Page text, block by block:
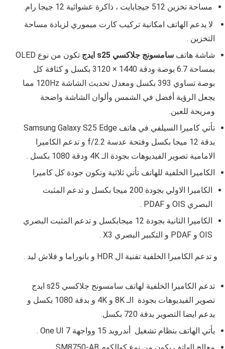
مساحة تخزين 512 جيجابايت ، ذاكرة عشوائية 12 جيجا رام.
لا يدعم الهاتف امكانية تركيب كارت ميموري لزيادة مساحة
التخزين .
شاشة هاتف سامسونج جلاكسي s25 ايدج تكون من نوع OLED
بمساحة 6.7 بوصة ودقة 1440 × 3120
بكسل و كثافة كل
بوصة تساوي 393
بكسل ومعدل تحديث الشاشة 120Hz مما
يجعل الرؤية أفضل في الشمس وألوان الشاشة واضحة
ومريحة للعين.
تأتي كاميرا السيلفي في هاتف Samsung Galaxy S25 Edge
بدقة 12 ميجا بكسل وفتحة عدسة
f/2.2 و تدعم الكاميرا
الامامية تصوير الفيديوهات بجودة الـ 4K ودقة 1080 بكسل
.
الكاميرا الخلفية للهاتف تأتي ثلاثية وتكون جودة كل كاميرا
الكاميرا الاولي بجودة
200 ميجا بكسل و تدعم المثبت
البصري OIS و PDAF .
الكاميرا الثانية بجودة 12 ميجابكسل و تدعم المثبت البصري
OIS و PDAF و التكبير البصري X3 .
و تدعم الكاميرا الخلفية تقنية ال HDR و بانوراما و فلاش ليد .
تدعم الكاميرا الخلفية لهاتف سامسونج جلاكسي s25 ايدج
تصوير الفيديوهات بجودة الـ8K و 4K
و بدقة 1080 بكسل و
يدعم ايضا التصوير بدقة 720 بكسل.
يأتي الهاتف بنظام تشغيل أندرويد 15 وواجهة One UI 7
.